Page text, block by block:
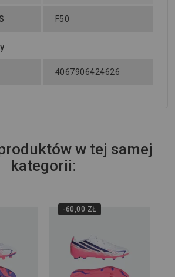
F50
4067906424626
w tej samej
kategorii:
-60,00 ZŁ